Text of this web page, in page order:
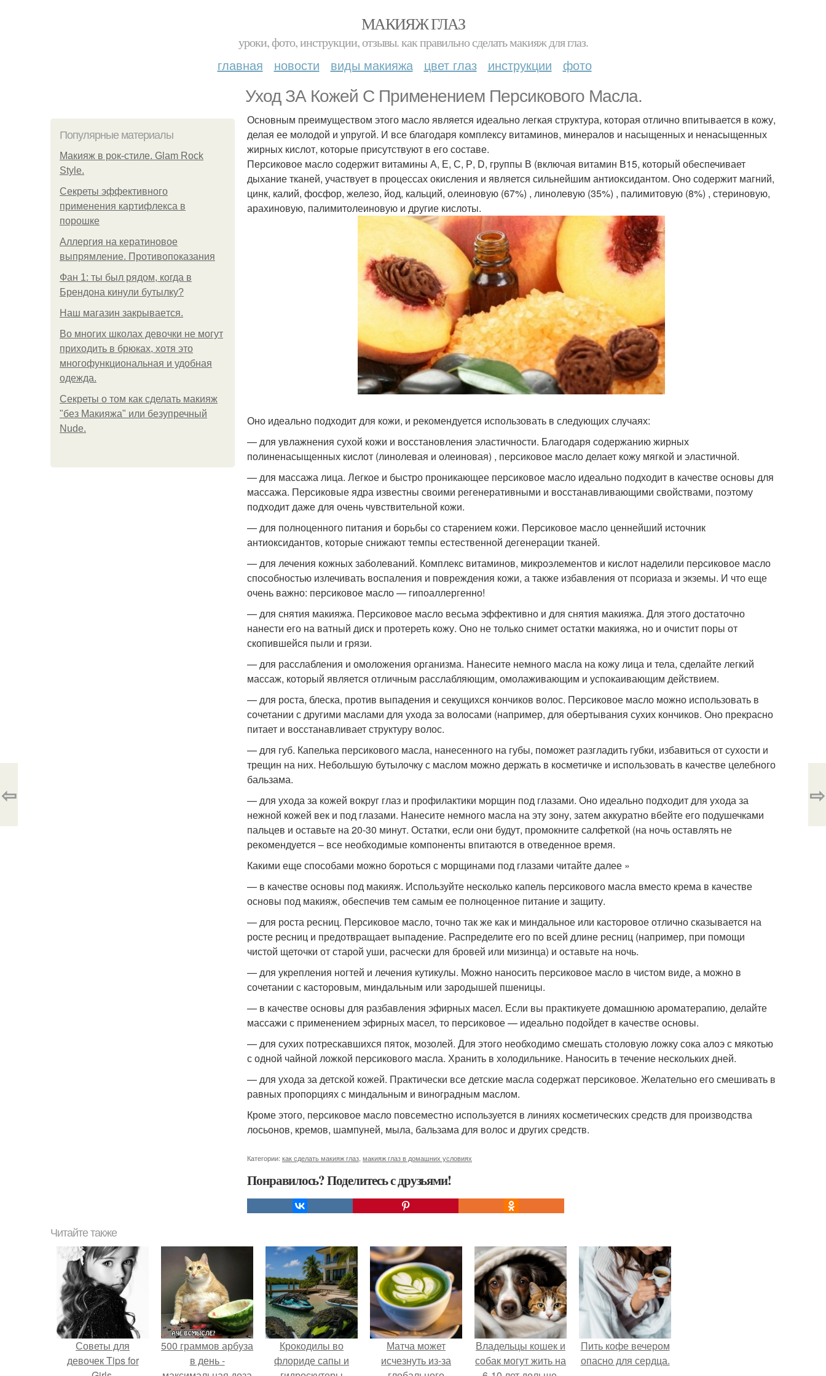
МАКИЯЖ ГЛАЗ
уроки, фото, инструкции, отзывы. как правильно сделать макияж для глаз.
главная новости виды макияжа цвет глаз инструкции фото
Уход ЗА Кожей С Применением Персикового Масла.
Популярные материалы
Макияж в рок-стиле. Glam Rock
Style.
Секреты эффективного
применения картифлекса в
порошке
Аллергия на кератиновое
выпрямление. Противопоказания
Фан 1: ты был рядом, когда в
Брендона кинули бутылку?
Нaш магaзин зaкрывaeтся.
Во многих школах девочки не могут
приходить в брюках, хотя это
многофункциональная и удобная
одежда.
Секреты о том как сделать макияж
"без Макияжа" или безупречный
Nude.
Основным преимуществом этого масло является идеально легкая структура, которая отлично впитывается в кожу,
делая ее молодой и упругой. И все благодаря комплексу витаминов, минералов и насыщенных и ненасыщенных
жирных кислот, которые присутствуют в его составе.
Персиковое масло содержит витамины А, Е, С, Р, D, группы В (включая витамин В15, который обеспечивает
дыхание тканей, участвует в процессах окисления и является сильнейшим антиоксидантом. Оно содержит магний,
цинк, калий, фосфор, железо, йод, кальций, олеиновую (67%) , линолевую (35%) , палимитовую (8%) , стериновую,
арахиновую, палимитолеиновую и другие кислоты.
Оно идеально подходит для кожи, и рекомендуется использовать в следующих случаях:
— для увлажнения сухой кожи и восстановления эластичности. Благодаря содержанию жирных
полиненасыщенных кислот (линолевая и олеиновая) , персиковое масло делает кожу мягкой и эластичной.
— для массажа лица. Легкое и быстро проникающее персиковое масло идеально подходит в качестве основы для
массажа. Персиковые ядра известны своими регенеративными и восстанавливающими свойствами, поэтому
подходит даже для очень чувствительной кожи.
— для полноценного питания и борьбы со старением кожи. Персиковое масло ценнейший источник
антиоксидантов, которые снижают темпы естественной дегенерации тканей.
— для лечения кожных заболеваний. Комплекс витаминов, микроэлементов и кислот наделили персиковое масло
способностью излечивать воспаления и повреждения кожи, а также избавления от псориаза и экземы. И что еще
очень важно: персиковое масло — гипоаллергенно!
— для снятия макияжа. Персиковое масло весьма эффективно и для снятия макияжа. Для этого достаточно
нанести его на ватный диск и протереть кожу. Оно не только снимет остатки макияжа, но и очистит поры от
скопившейся пыли и грязи.
— для расслабления и омоложения организма. Нанесите немного масла на кожу лица и тела, сделайте легкий
массаж, который является отличным расслабляющим, омолаживающим и успокаивающим действием.
— для роста, блеска, против выпадения и секущихся кончиков волос. Персиковое масло можно использовать в
сочетании с другими маслами для ухода за волосами (например, для обертывания сухих кончиков. Оно прекрасно
питает и восстанавливает структуру волос.
— для губ. Капелька персикового масла, нанесенного на губы, поможет разгладить губки, избавиться от сухости и
трещин на них. Небольшую бутылочку с маслом можно держать в косметичке и использовать в качестве целебного
бальзама.
— для ухода за кожей вокруг глаз и профилактики морщин под глазами. Оно идеально подходит для ухода за
нежной кожей век и под глазами. Нанесите немного масла на эту зону, затем аккуратно вбейте его подушечками
пальцев и оставьте на 20-30 минут. Остатки, если они будут, промокните салфеткой (на ночь оставлять не
рекомендуется – все необходимые компоненты впитаются в отведенное время.
Какими еще способами можно бороться с морщинами под глазами читайте далее »
— в качестве основы под макияж. Используйте несколько капель персикового масла вместо крема в качестве
основы под макияж, обеспечив тем самым ее полноценное питание и защиту.
— для роста ресниц. Персиковое масло, точно так же как и миндальное или касторовое отлично сказывается на
росте ресниц и предотвращает выпадение. Распределите его по всей длине ресниц (например, при помощи
чистой щеточки от старой уши, расчески для бровей или мизинца) и оставьте на ночь.
— для укрепления ногтей и лечения кутикулы. Можно наносить персиковое масло в чистом виде, а можно в
сочетании с касторовым, миндальным или зародышей пшеницы.
— в качестве основы для разбавления эфирных масел. Если вы практикуете домашнюю ароматерапию, делайте
массажи с применением эфирных масел, то персиковое — идеально подойдет в качестве основы.
— для сухих потрескавшихся пяток, мозолей. Для этого необходимо смешать столовую ложку сока алоэ с мякотью
с одной чайной ложкой персикового масла. Хранить в холодильнике. Наносить в течение нескольких дней.
— для ухода за детской кожей. Практически все детские масла содержат персиковое. Желательно его смешивать в
равных пропорциях с миндальным и виноградным маслом.
Кроме этого, персиковое масло повсеместно используется в линиях косметических средств для производства
лосьонов, кремов, шампуней, мыла, бальзама для волос и других средств.
Категории: как сделать макияж глаз, макияж глаз в домашних условиях
Понравилось? Поделитесь с друзьями!
⇦ ⇨
Читайте также
Советы для
девочек Tips for
500 граммов арбуза
в день -
Крокодилы во
флориде сапы и
Матча может
исчезнуть из-за
Владельцы кошек и
собак могут жить на
Пить кофе вечером
опасно для сердца.